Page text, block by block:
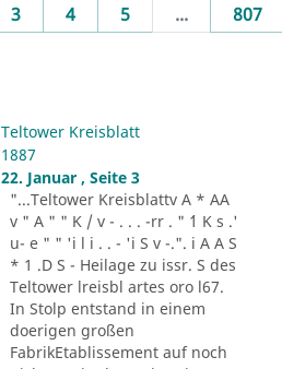
3 4 5 ... 807
Teltower Kreisblatt
1887
22. Januar , Seite 3
"...Teltower Kreisblattv A * AA
v " A " " K / v - . . . -rr . " ´1 K s .'
u- e " " 'i l i . . - 'i S v -.". i A A S
* 1 .D S - Heilage zu issr. S des
Teltower lreisbl artes oro l67.
In Stolp entstand in einem
doerigen großen
FabrikEtablissement auf noch